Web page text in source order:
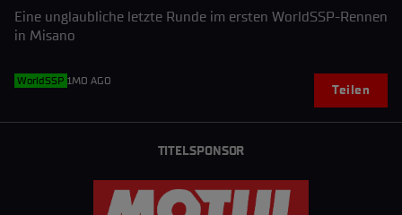
Eine unglaubliche letzte Runde im ersten WorldSSP-Rennen
in Misano
WorldSSP 1MO AGO
Teilen
TITELSPONSOR